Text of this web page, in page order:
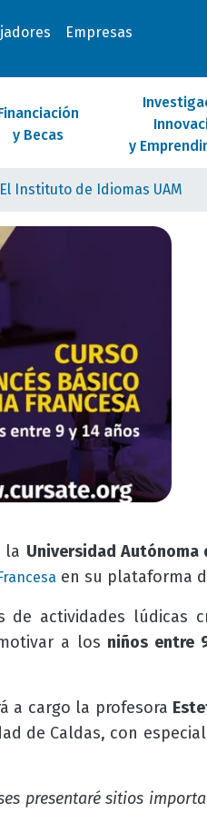
Empresas
y Becas
y
Instituto de Idiomas UAM
Universidad Autónoma
en su plataforma
de actividades lúdicas
a los niños entre
a cargo la profesora
de Caldas, con
presentaré sitios